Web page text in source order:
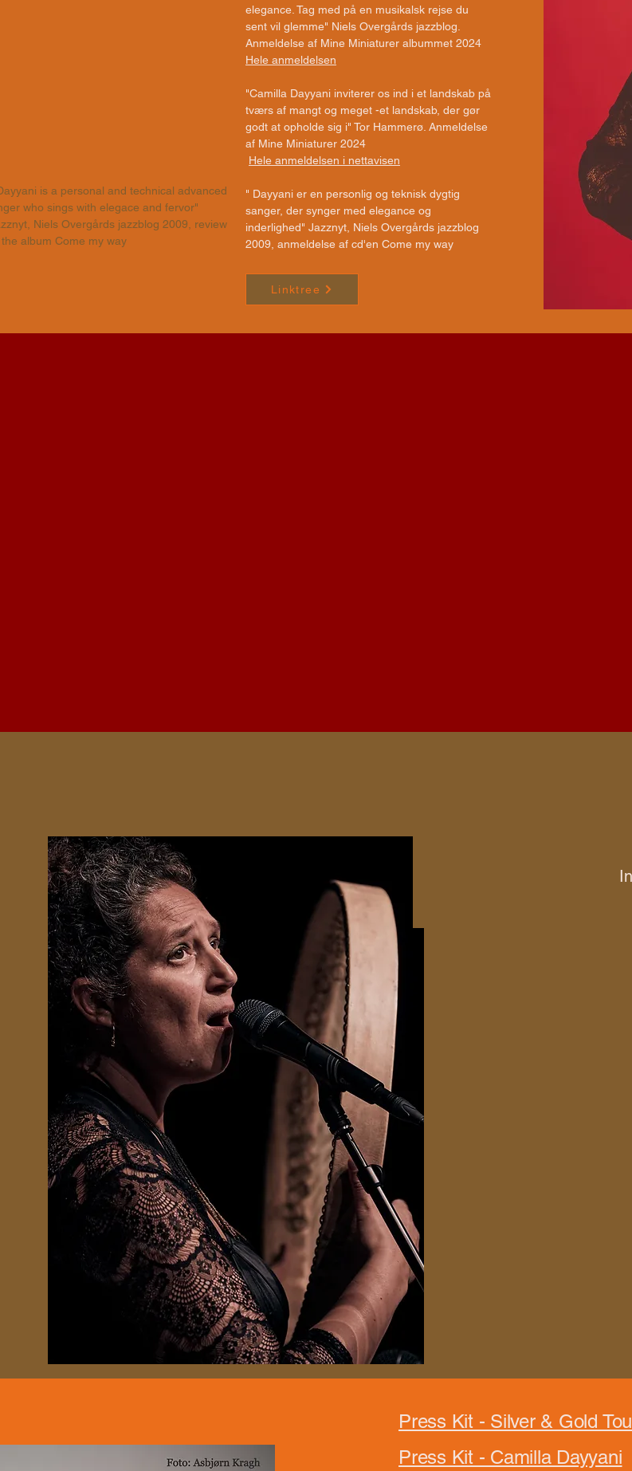
is a personal and technical advanced
who sings with elegace and fervor"
Niels Overgårds jazzblog 2009, review
album Come my way
elegance. Tag med på en musikalsk rejse du
sent vil glemme" Niels Overgårds jazzblog.
Anmeldelse af Mine Miniaturer albummet 2024
Hele anmeldelsen
"Camilla Dayyani inviterer os ind i et landskab på
tværs af mangt og meget -et landskab, der gør
godt at opholde sig i" Tor Hammerø. Anmeldelse
af Mine Miniaturer 2024
Hele anmeldelsen i nettavisen
" Dayyani er en personlig og teknisk dygtig
sanger, der synger med elegance og
inderlighed" Jazznyt, Niels Overgårds jazzblog
2009, anmeldelse af cd'en Come my way
Linktree
Press Kit - Silver & Gold
Press Kit - Camilla Dayyani